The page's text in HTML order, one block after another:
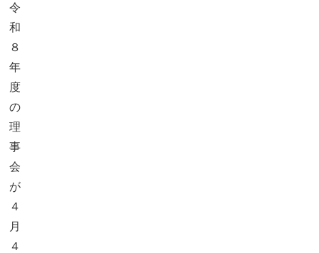
令
和
８
年
度
の
理
事
会
が
４
月
４